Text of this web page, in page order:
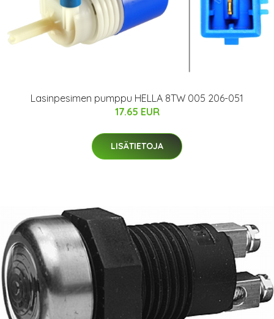
Lasinpesimen pumppu HELLA 8TW 005 206-051
17.65 EUR
LISÄTIETOJA